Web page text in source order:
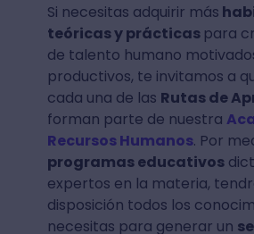
Si necesitas adquirir más
teóricas y prácticas para
de talento humano
productivos, te invitamos a
cada una de las Rutas de
forman parte de nuestra
Recursos Humanos. Por
programas educativos
expertos en la materia,
disposición todos los
necesitas para generar un